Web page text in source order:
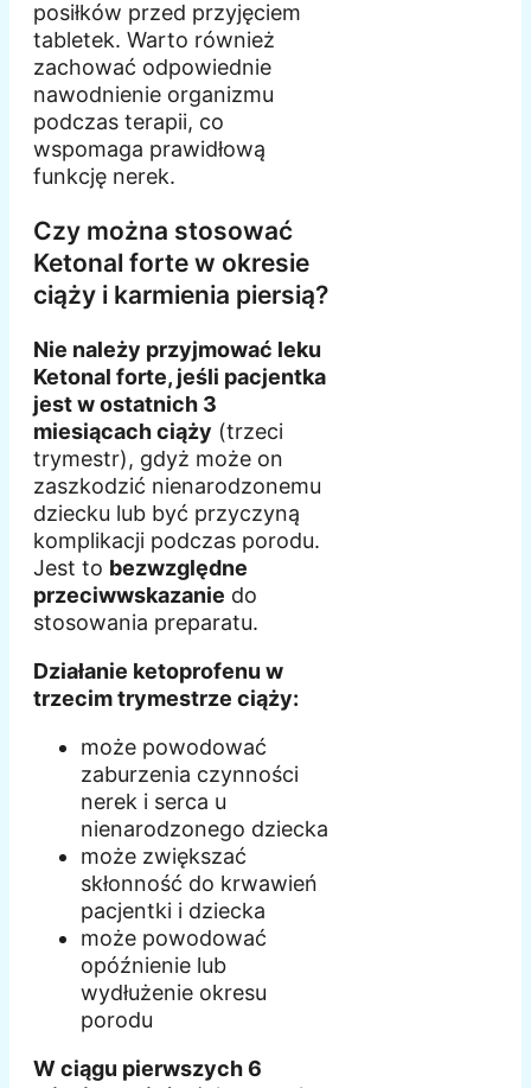
posiłków przed przyjęciem
tabletek. Warto również
zachować odpowiednie
nawodnienie organizmu
podczas terapii, co
wspomaga prawidłową
funkcję nerek.
Czy można stosować
Ketonal forte w okresie
ciąży i karmienia piersią?
Nie należy przyjmować leku
Ketonal forte, jeśli pacjentka
jest w ostatnich 3
miesiącach ciąży (trzeci
trymestr), gdyż może on
zaszkodzić nienarodzonemu
dziecku lub być przyczyną
komplikacji podczas porodu.
Jest to bezwzględne
przeciwwskazanie do
stosowania preparatu.
Działanie ketoprofenu w
trzecim trymestrze ciąży:
może powodować
zaburzenia czynności
nerek i serca u
nienarodzonego dziecka
może zwiększać
skłonność do krwawień
pacjentki i dziecka
może powodować
opóźnienie lub
wydłużenie okresu
porodu
W ciągu pierwszych 6